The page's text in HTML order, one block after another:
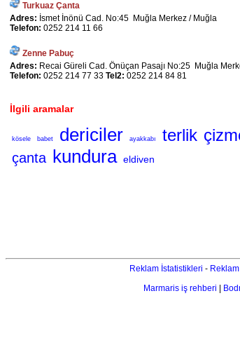
Turkuaz Çanta
Adres: İsmet İnönü Cad. No:45 Muğla Merkez / Muğla
Telefon: 0252 214 11 66
Zenne Pabuç
Adres: Recai Güreli Cad. Önüçan Pasajı No:25 Muğla
Telefon: 0252 214 77 33 Tel2: 0252 214 84 81
İlgili aramalar
kösele babet dericiler ayakkabı terlik
çanta kundura eldiven
Reklam İstatistikleri -
Marmaris iş rehberi